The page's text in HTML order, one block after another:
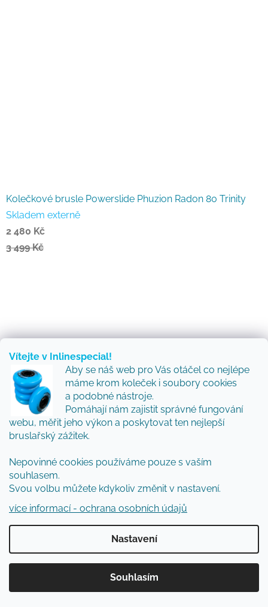
Vítejte v Inlinespecial!
Aby se náš web pro Vás otáčel co nejlépe
máme krom koleček i soubory cookies
a podobné nástroje.
Pomáhají nám zajistit správné fungování
webu, měřit jeho výkon a poskytovat ten nejlepší
bruslařský zážitek.
Nepovinné cookies používáme pouze s vaším
souhlasem.
Svou volbu můžete kdykoliv změnit v nastavení.
více informací - ochrana osobních údajů
Nastavení
Souhlasím
Kolečkové brusle Powerslide Phuzion Radon 80 Trinity
Skladem externě
2 480 Kč
3 499 Kč
Skladem externě
6 787 Kč